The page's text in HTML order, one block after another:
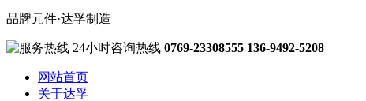
品牌元件·达孚制造
24小时咨询热线 0769-23308555 136-9492-5208
网站首页
关于达孚